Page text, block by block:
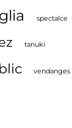
spectalce
tanuki
vendanges